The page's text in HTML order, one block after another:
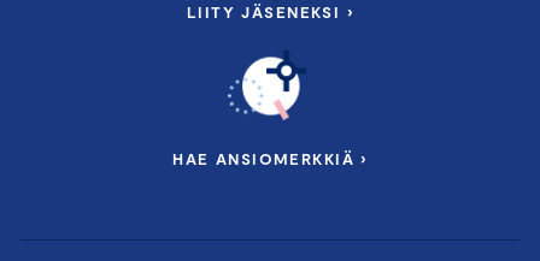
LIITY JÄSENEKSI ›
HAE ANSIOMERKKIÄ ›